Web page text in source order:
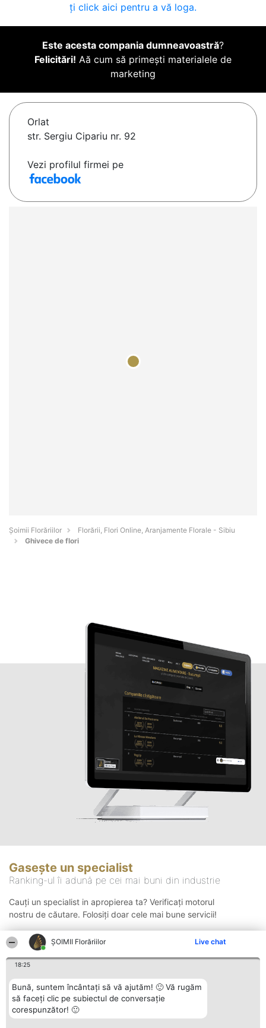
ȘOIMII Florăriilor Live chat
18:25
Bună, suntem încântați să vă ajutăm! 🙂 Vă rugăm
să faceți clic pe subiectul de conversație
corespunzător! 🙂
ți click aici pentru a vă loga.
Este acesta compania dumneavoastră?
Felicitări! Aă cum să primești materialele de
marketing
Orlat
str. Sergiu Cipariu nr. 92
Vezi profilul firmei pe
Șoimii Florăriilor
Florării, Flori Online, Aranjamente Florale - Sibiu
Ghivece de flori
Gasește un specialist
Ranking-ul îi adună pe cei mai buni din industrie
Cauți un specialist in apropierea ta? Verificați motorul
nostru de căutare. Folosiți doar cele mai bune servicii!